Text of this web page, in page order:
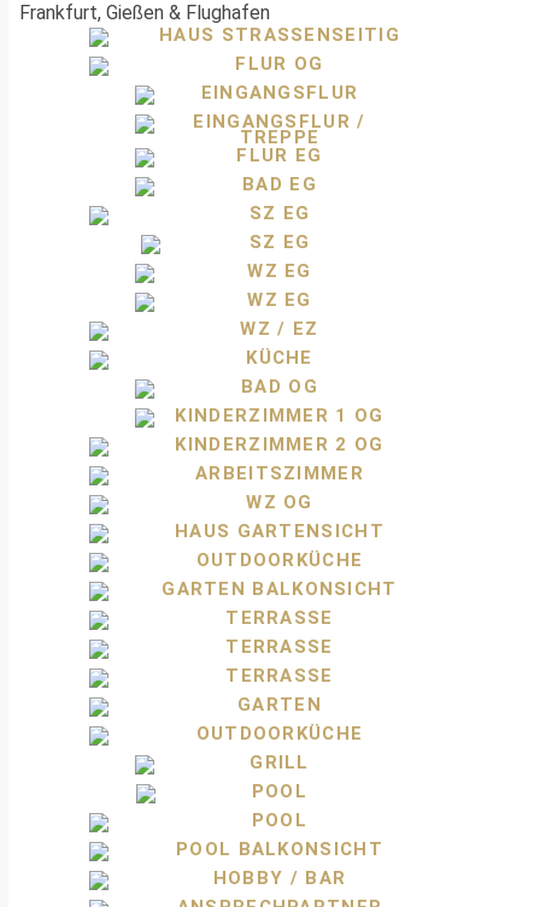
Frankfurt, Gießen & Flughafen